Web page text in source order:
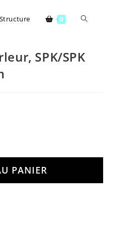
Structure 0
SPK/SPK
PANIER